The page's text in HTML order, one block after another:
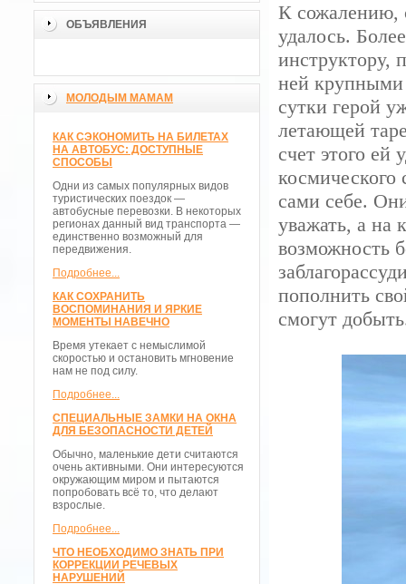
ОБЪЯВЛЕНИЯ
МОЛОДЫМ МАМАМ
КАК СЭКОНОМИТЬ НА БИЛЕТАХ
НА АВТОБУС: ДОСТУПНЫЕ
СПОСОБЫ
Одни из самых популярных видов
туристических поездок —
автобусные перевозки. В некоторых
регионах данный вид транспорта —
единственно возможный для
передвижения.
Подробнее...
КАК СОХРАНИТЬ
ВОСПОМИНАНИЯ И ЯРКИЕ
МОМЕНТЫ НАВЕЧНО
Время утекает с немыслимой
скоростью и остановить мгновение
нам не под силу.
Подробнее...
СПЕЦИАЛЬНЫЕ ЗАМКИ НА ОКНА
ДЛЯ БЕЗОПАСНОСТИ ДЕТЕЙ
Обычно, маленькие дети считаются
очень активными. Они интересуются
окружающим миром и пытаются
попробовать всё то, что делают
взрослые.
Подробнее...
ЧТО НЕОБХОДИМО ЗНАТЬ ПРИ
КОРРЕКЦИИ РЕЧЕВЫХ
НАРУШЕНИЙ
К сожалению,
удалось.
инструктору,
ней крупными
сутки герой
летающей
счет этого ей
космического
сами себе.
уважать, а на
возможность
пополнить
смогут